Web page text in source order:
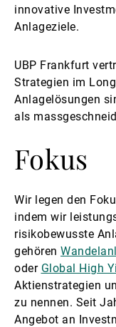
innovative
Anlageziele.
UBP Frankfurt
Strategien im
Anlagelösungen
als
Fokus
Wir legen den
indem wir
risikobewusste
gehören
oder Global High
Aktienstrategien
zu nennen. Seit
Angebot an